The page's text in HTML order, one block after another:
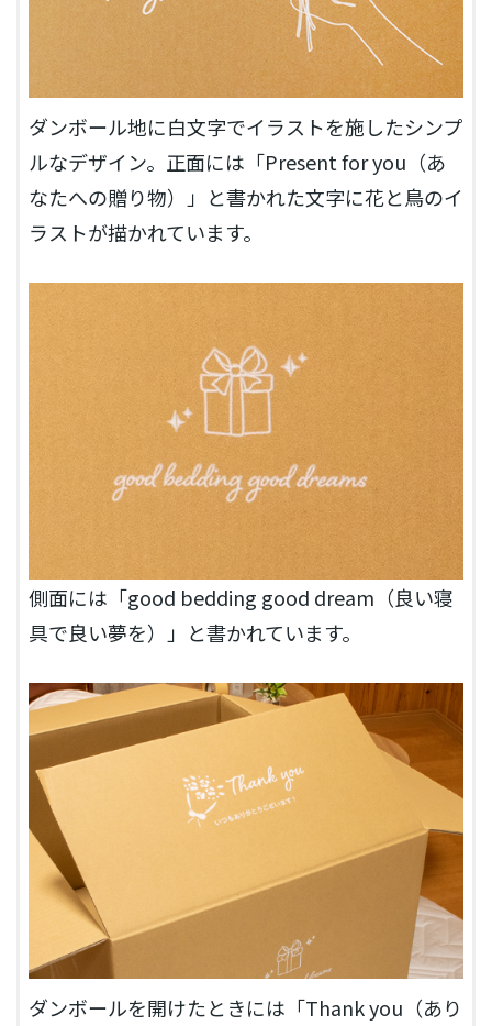
ダンボール地に白文字でイラストを施したシンプ
ルなデザイン。正面には「Present for you（あ
なたへの贈り物）」と書かれた文字に花と鳥のイ
ラストが描かれています。
側面には「good bedding good dream（良い寝
具で良い夢を）」と書かれています。
ダンボールを開けたときには「Thank you（あり